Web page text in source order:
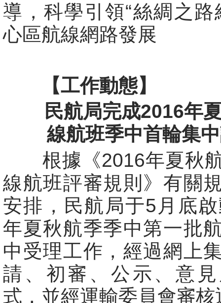
導，科學引領“絲綢之路
心區航線網路發展
【工作動態】
民航局完成2016年夏
線航班季中首輪集
根據《2016年夏秋
線航班評審規則》有關
安排，民航局于5月底
年夏秋航季季中第一批
中受理工作，經過網上
請、初審、公示、意
式，並經運輸委員會審